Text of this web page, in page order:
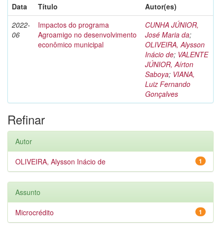
Data
Título
Autor(es)
2022-
06
Impactos do programa
Agroamigo no desenvolvimento
econômico municipal
CUNHA JÚNIOR,
José Maria da;
OLIVEIRA, Alysson
Inácio de; VALENTE
JÚNIOR, Aírton
Saboya; VIANA,
Luiz Fernando
Gonçalves
Refinar
Autor
1
OLIVEIRA, Alysson Inácio de
Assunto
1
Microcrédito